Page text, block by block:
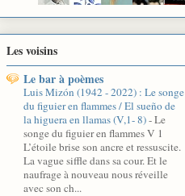
Les voisins
Le bar à poèmes
Luis Mizón (1942 - 2022) : Le songe
du figuier en flammes / El sueño de
la higuera en llamas (V,1- 8)-Le
songe du figuier en flammes V 1
L’étoile brise son ancre et ressuscite.
La vague siffle dans sa cour. Et le
naufrage à nouveau nous réveille
avec son ch...